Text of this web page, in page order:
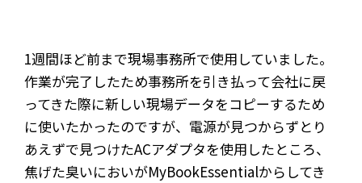
1週間ほど前まで現場事務所で使用していました。
作業が完了したため事務所を引き払って会社に戻
ってきた際に新しい現場データをコピーするため
に使いたかったのですが、電源が見つからずとり
あえずで見つけたACアダプタを使用したところ、
焦げた臭いにおいがMyBookEssentialからしてき